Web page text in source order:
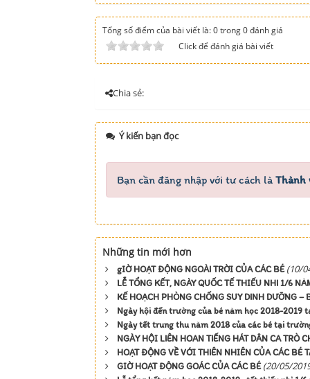
Tổng số điểm của bài viết là: 0 trong 0 đánh giá
Click để đánh giá bài viết
Chia sẻ:
Ý kiến bạn đọc
Bạn cần đăng nhập với tư cách là Thành
Những tin mới hơn
gIỜ HOẠT ĐỘNG NGOÀI TRỜI CỦA CÁC BÉ (10/
LỄ TỔNG KẾT, NGÀY QUỐC TẾ THIẾU NHI 1/6
KẾ HOẠCH PHÒNG CHỐNG SUY DINH DƯỠNG –
Ngày hội đến trường của bé năm học 2018-2019
Ngày tết trung thu năm 2018 của các bé tại
NGÀY HỘI LIÊN HOAN TIẾNG HÁT DÂN CA TRÒ
HOẠT ĐỘNG VỀ VỚI THIÊN NHIÊN CỦA CÁC BÉ
GIỜ HOẠT ĐỘNG GOÁC CỦA CÁC BÉ (20/05/